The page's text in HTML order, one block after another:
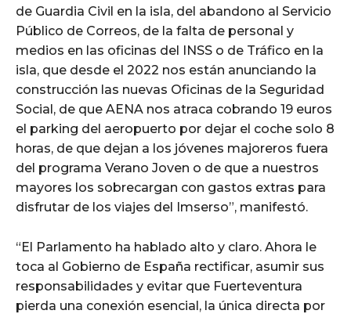
de Guardia Civil en la isla, del abandono al Servicio
Público de Correos, de la falta de personal y
medios en las oficinas del INSS o de Tráfico en la
isla, que desde el 2022 nos están anunciando la
construcción las nuevas Oficinas de la Seguridad
Social, de que AENA nos atraca cobrando 19 euros
el parking del aeropuerto por dejar el coche solo 8
horas, de que dejan a los jóvenes majoreros fuera
del programa Verano Joven o de que a nuestros
mayores los sobrecargan con gastos extras para
disfrutar de los viajes del Imserso”, manifestó.
“El Parlamento ha hablado alto y claro. Ahora le
toca al Gobierno de España rectificar, asumir sus
responsabilidades y evitar que Fuerteventura
pierda una conexión esencial, la única directa por